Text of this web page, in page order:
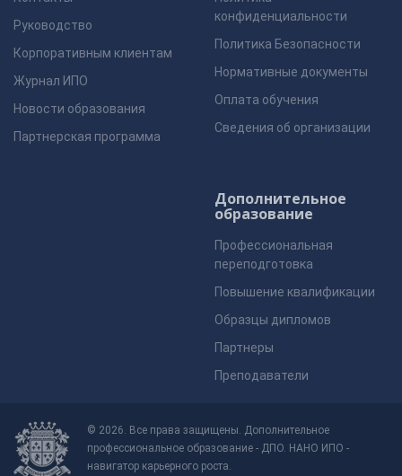
Руководство
Корпоративным клиентам
Журнал ИПО
Новости образования
Партнерская программа
конфиденциальности
Политика Безопасности
Нормативные документы
Оплата обучения
Сведения об организации
Дополнительное
образование
Профессиональная
переподготовка
Повышение квалификации
Образцы дипломов
Партнеры
Преподаватели
© 2026. Все права защищены. Дополнительное
профессиональное образование - ДПО. НАНО ИПО -
навигатор карьерного роста.